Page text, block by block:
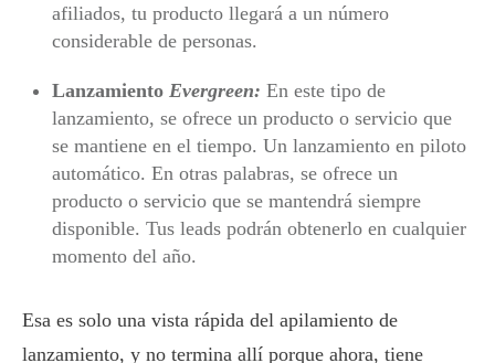
afiliados, tu producto llegará a un número
considerable de personas.
Lanzamiento Evergreen: En este tipo de
lanzamiento, se ofrece un producto o servicio que
se mantiene en el tiempo. Un lanzamiento en piloto
automático. En otras palabras, se ofrece un
producto o servicio que se mantendrá siempre
disponible. Tus leads podrán obtenerlo en cualquier
momento del año.
Esa es solo una vista rápida del apilamiento de
lanzamiento, y no termina allí porque ahora, tiene